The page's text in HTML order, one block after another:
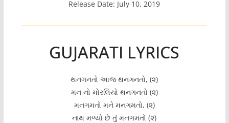
Release Date: July 10, 2019
GUJARATI LYRICS
થનગનતો આજ થનગનતો, (૨)
મન નો મોરલિયો થનગનતો (૨)
મનગમતો મને મનગમતો, (૨)
નાથ મળ્યો છે તું મનગમતો (૨)